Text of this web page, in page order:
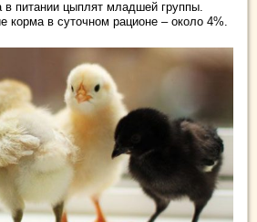
питании цыплят младшей группы.
корма в суточном рационе – около 4%.